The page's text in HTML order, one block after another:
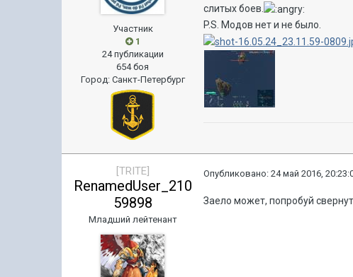
Участник
1
24 публикации
654 боя
Город: Санкт-Петербург
слитых боев.
P.S. Модов нет и не было.
[TRITE]
RenamedUser_210
59898
Младший лейтенант
Опубликовано:24 май 2016,
Заело может, попробуй